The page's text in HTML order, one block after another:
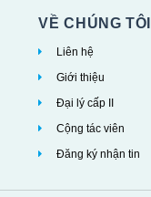
VỀ CHÚNG TÔI
Liên hệ
Giới thiệu
Đại lý cấp II
Cộng tác viên
Đăng ký nhận tin